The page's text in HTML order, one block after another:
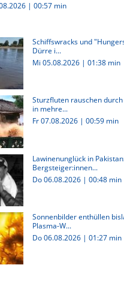
| 00:57 min
Schiffswracks und
Dürre i...
Mi 05.08.2026 | 01:38 min
Sturzfluten rauschen durch
in mehre...
Fr 07.08.2026 | 00:59 min
Lawinenunglück in
Bergsteiger:innen...
Do 06.08.2026 | 00:48 min
Sonnenbilder enthüllen
Plasma-W...
Do 06.08.2026 | 01:27 min